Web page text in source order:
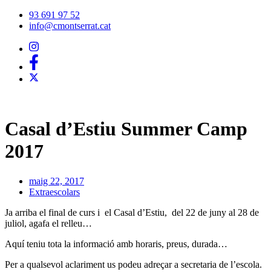
93 691 97 52
info@cmontserrat.cat
Casal d’Estiu Summer Camp
2017
maig 22, 2017
Extraescolars
Ja arriba el final de curs i el Casal d’Estiu, del 22 de juny al 28 de
juliol, agafa el relleu…
Aquí teniu tota la informació amb horaris, preus, durada…
Per a qualsevol aclariment us podeu adreçar a secretaria de l’escola.